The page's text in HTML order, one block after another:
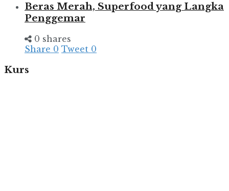
Beras Merah, Superfood yang Langka
Penggemar
0 shares
Share 0 Tweet 0
Kurs